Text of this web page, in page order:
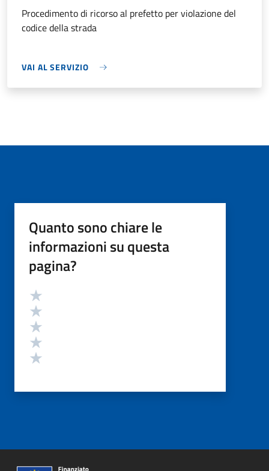
Procedimento di ricorso al prefetto per violazione del
codice della strada
VAI AL SERVIZIO
Quanto sono chiare le
informazioni su questa
pagina?
Valutazione